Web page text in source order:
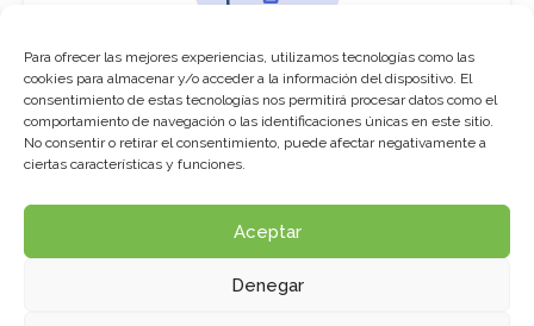
Para ofrecer las mejores experiencias, utilizamos tecnologías como las
cookies para almacenar y/o acceder a la información del dispositivo. El
consentimiento de estas tecnologías nos permitirá procesar datos como el
comportamiento de navegación o las identificaciones únicas en este sitio.
No consentir o retirar el consentimiento, puede afectar negativamente a
ciertas características y funciones.
Aceptar
Denegar
You must be logged in to access this
course
This course is only available for registered
Click here to login